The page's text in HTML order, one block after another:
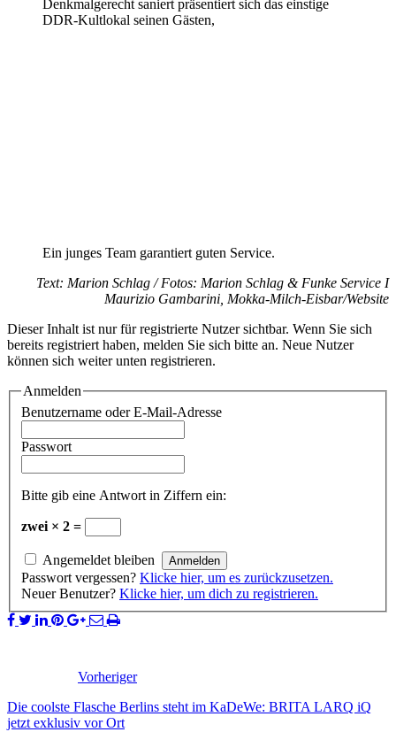
Denkmalgerecht saniert präsentiert sich das einstige
DDR-Kultlokal seinen Gästen,
Ein junges Team garantiert guten Service.
Text: Marion Schlag / Fotos: Marion Schlag & Funke Service I
Maurizio Gambarini, Mokka-Milch-Eisbar/Website
Dieser Inhalt ist nur für registrierte Nutzer sichtbar. Wenn Sie sich
bereits registriert haben, melden Sie sich bitte an. Neue Nutzer
können sich weiter unten registrieren.
Anmelden
Benutzername oder E-Mail-Adresse
Passwort
Bitte gib eine Antwort in Ziffern ein:
zwei × 2 =
Angemeldet bleiben
Passwort vergessen? Klicke hier, um es zurückzusetzen.
Neuer Benutzer? Klicke hier, um dich zu registrieren.
Vorheriger
Die coolste Flasche Berlins steht im KaDeWe: BRITA LARQ iQ
jetzt exklusiv vor Ort